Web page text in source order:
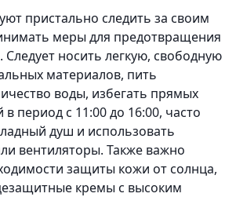
пристально следить за своим
меры для предотвращения
Следует носить легкую, свободную
материалов, пить
воды, избегать прямых
период с 11:00 до 16:00, часто
душ и использовать
вентиляторы. Также важно
защиты кожи от солнца,
кремы с высоким